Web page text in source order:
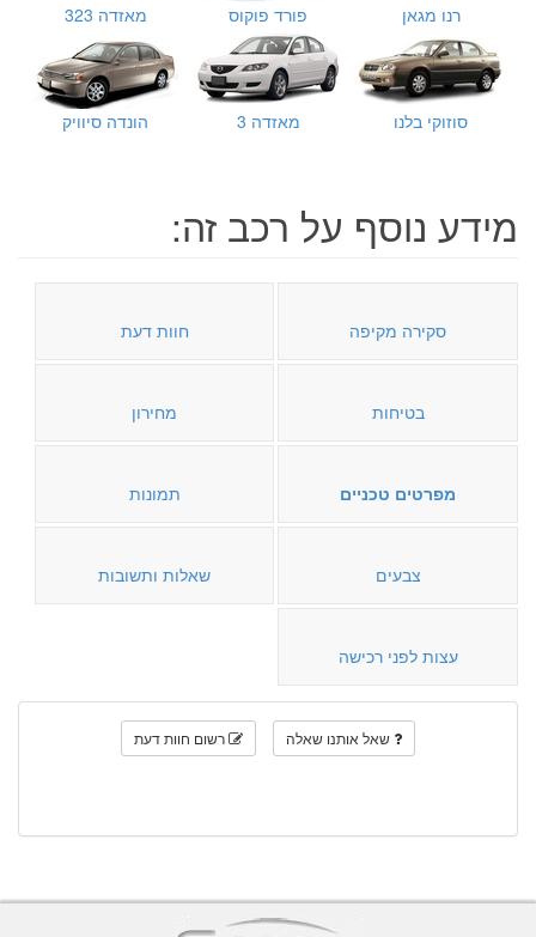
רנו מגאן פורד פוקוס מאזדה 323
סוזוקי בלנו מאזדה 3 הונדה סיוויק
מידע נוסף על רכב זה:
סקירה מקיפה חוות דעת
בטיחות מחירון
מפרטים טכניים תמונות
צבעים שאלות ותשובות
עצות לפני רכישה
שאל אותנו שאלה רשום חוות דעת